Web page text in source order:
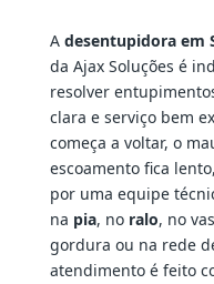
A desentupidora em
da Ajax Soluções é
resolver
clara e serviço bem
começa a voltar, o
escoamento fica
por uma equipe
na pia, no ralo, no
gordura ou na rede
atendimento é feito